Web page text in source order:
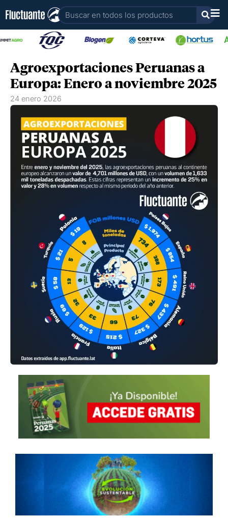
contenido
Buscar
Agroexportaciones Peruanas a
Europa: Enero a noviembre 2025
24 enero 2026